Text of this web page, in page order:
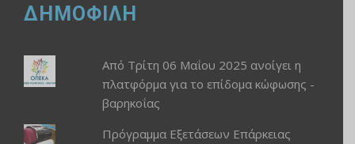
ΔΗΜΟΦΙΛΗ
Από Τρίτη 06 Μαΐου 2025 ανοίγει η
πλατφόρμα για το επίδομα κώφωσης -
βαρηκοΐας
Πρόγραμμα Εξετάσεων Επάρκειας